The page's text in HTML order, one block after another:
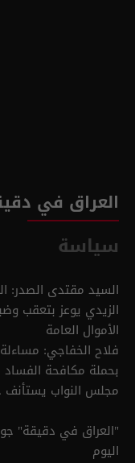
العراق في
سياسة
السيد مقتدى الصدر:
الزيدي يوعز بتعقب
الأموال العامة
فلاح الخفاجي:
بحملة مكافحة الفساد
مجلس النواب يستأنف
"العراق في دقيقة"
اليوم